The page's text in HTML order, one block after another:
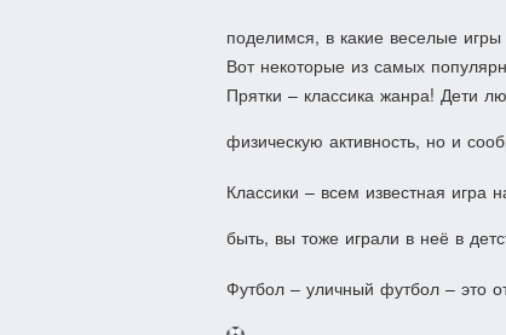
поделимся, в какие веселые
Вот некоторые из самых
Прятки – классика жанра! Дети
физическую активность, но и
Классики – всем известная игра
быть, вы тоже играли в неё в
Футбол – уличный футбол – это